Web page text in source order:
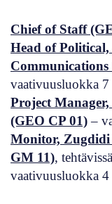
Chief of Staff
Head of
vaativuusluokka 7
Project
(GEO CP 01)–
Monitor,
GM 11),
vaativuusluokka 4